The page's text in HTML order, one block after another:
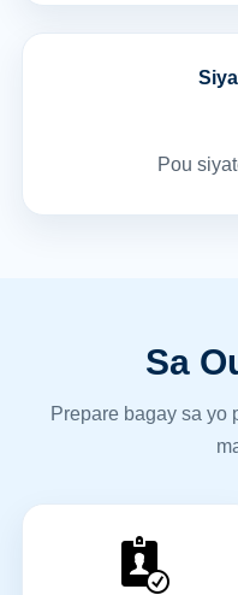
Pou
Sa
Prepare bagay sa yo